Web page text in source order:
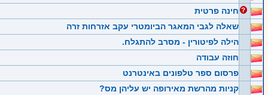
חינה פרטית
שאלה לגבי המאגר הביומטרי עקב אזרחות זרה
הילה לפיטורין - מסרב להתגלח.
חוזה עבודה
פרסום ספר טלפונים באינטרנט
קניות מהרשת מאירופה יש עליהן מס?